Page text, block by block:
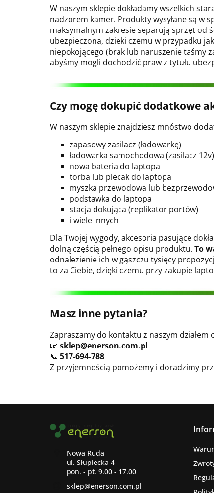
W naszym sklepie dokładamy wszelkich
nadzorem kamer. Produkty wysyłane są w
maksymalnym zakresie separują sprzęt od
ubezpieczona, dzięki czemu w przypadku
niepokojącego (brak lub naruszenie taśmy
abyśmy mogli dochodzić praw z tytułu
Czy mogę dokupić dodatkowe
W naszym sklepie znajdziesz mnóstwo
zapasowy zasilacz (ładowarkę)
ładowarka samochodowa (zasilacz 12v)
nowa bateria do laptopa
torba lub plecak do laptopa
myszka przewodowa lub
podstawka do laptopa
stacja dokująca (replikator portów)
i wiele innych
Dla Twojej wygody, akcesoria pasujące
dolną częścią pełnego opisu produktu. To
odnalezienie ich w gąszczu tysięcy
to za Ciebie, dzięki czemu przy zakupie
Masz inne pytania?
Zapraszamy do kontaktu z naszym działem
📧 sklep@enerson.com.pl
📞 517-694-788
Z przyjemnością pomożemy i doradzimy
Nowa Ruda
ul. Słupiecka 4
pon. - pt. 9.00 - 17.00
sklep@enerson.com.pl